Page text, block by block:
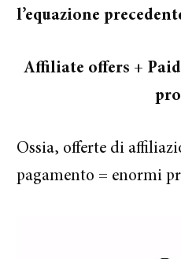
l’equazione
Affiliate offers +
Ossia, offerte di
pagamento = enormi